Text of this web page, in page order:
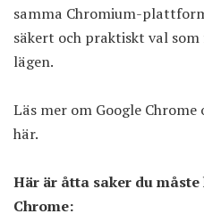
samma Chromium-
säkert och praktiskt val
lägen.
Läs mer om Google
här.
Här är åtta saker du
Chrome: